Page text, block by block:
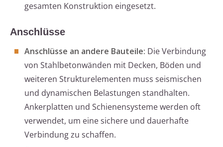
gesamten Konstruktion eingesetzt.
Anschlüsse
Anschlüsse an andere Bauteile: Die Verbindung
von Stahlbetonwänden mit Decken, Böden und
weiteren Strukturelementen muss seismischen
und dynamischen Belastungen standhalten.
Ankerplatten und Schienensysteme werden oft
verwendet, um eine sichere und dauerhafte
Verbindung zu schaffen.